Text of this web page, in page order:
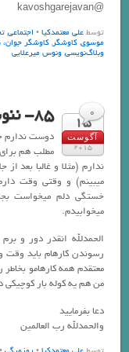
@kavoshgarejavan
توسطعلی معتمدکیا• اجتماعی,
موسوی,کاوشگر,کاوشگر
وبلاگ‌نویسی,ونوس میرعلایی
15
آگوست
2015
85- ننوشتن
دوست ندارم
مطلب هم
ندارم (مثلا و غالبا بعد
میبینم) و وقتی وقت
خستگی دلم میخواست
میخوابیدم.
الحمدلله انقدر دور و
رسوندن کارهام باید وقت
معتقدم همه کارهامو
من هم یه کوله بار
دعا بفرمایید
والحمدلله رب العالمین
0